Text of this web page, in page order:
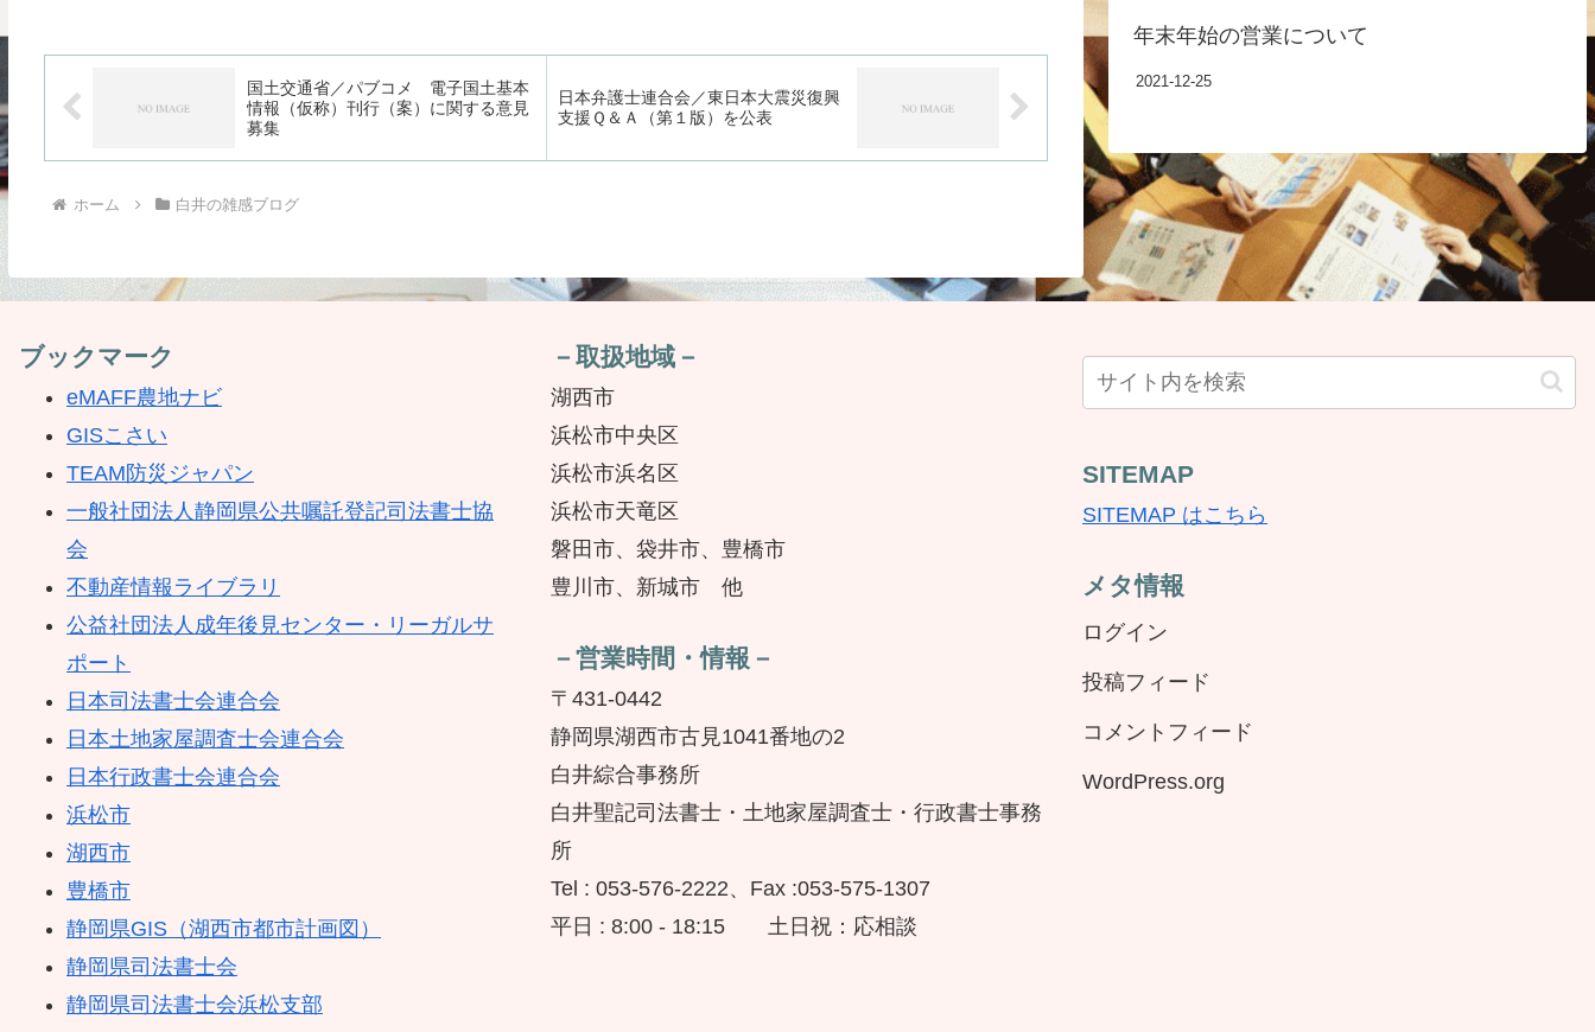
国土交通省／パブコメ 電子国土基本
情報（仮称）刊行（案）に関する意見
募集
日本弁護士連合会／東日本大震災復興
支援Ｑ＆Ａ（第１版）を公表
ホーム 白井の雑感ブログ
年末年始の営業について
2021-12-25
ブックマーク
eMAFF農地ナビ
GISこさい
TEAM防災ジャパン
一般社団法人静岡県公共嘱託登記司法書士協
会
不動産情報ライブラリ
公益社団法人成年後見センター・リーガルサ
ポート
日本司法書士会連合会
日本土地家屋調査士会連合会
日本行政書士会連合会
浜松市
湖西市
豊橋市
静岡県GIS（湖西市都市計画図）
静岡県司法書士会
静岡県司法書士会浜松支部
－取扱地域－
湖西市
浜松市中央区
浜松市浜名区
浜松市天竜区
磐田市、袋井市、豊橋市
豊川市、新城市 他
－営業時間・情報－
〒431-0442
静岡県湖西市古見1041番地の2
白井綜合事務所
白井聖記司法書士・土地家屋調査士・行政書士事務
所
Tel : 053-576-2222、Fax :053-575-1307
平日 : 8:00 - 18:15 土日祝：応相談
SITEMAP
SITEMAP はこちら
メタ情報
ログイン
投稿フィード
コメントフィード
WordPress.org